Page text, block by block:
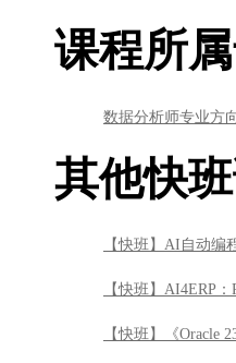
课程所
数据分析师专业方
其他快
【快班】AI自动编
【快班】AI4ERP
【快班】《Oracle